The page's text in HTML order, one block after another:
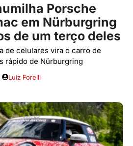
Porsche
em Nürburgring
de um terço deles
de celulares vira o carro de
rápido de Nürburgring
Luiz Forelli